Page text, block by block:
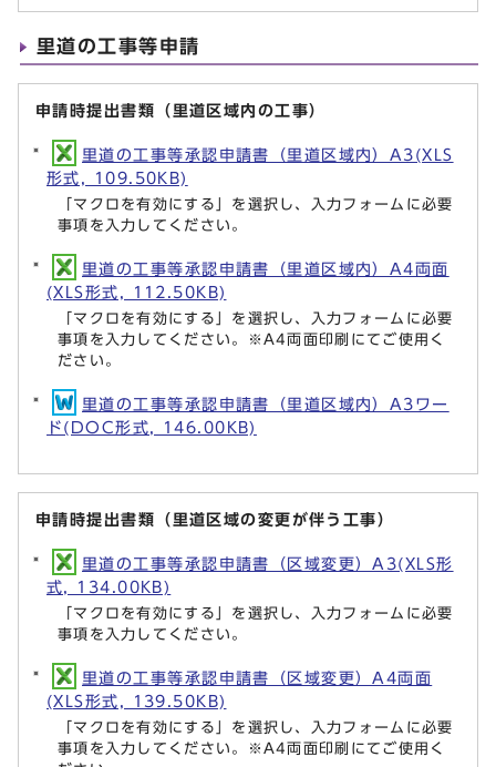
里道の工事等申請
申請時提出書類（里道区域内の工事）
里道の工事等承認申請書（里道区域内）A3(XLS
形式, 109.50KB)
「マクロを有効にする」を選択し、入力フォームに必要
事項を入力してください。
里道の工事等承認申請書（里道区域内）A4両面
(XLS形式, 112.50KB)
「マクロを有効にする」を選択し、入力フォームに必要
事項を入力してください。※A4両面印刷にてご使用く
ださい。
里道の工事等承認申請書（里道区域内）A3ワー
ド(DOC形式, 146.00KB)
申請時提出書類（里道区域の変更が伴う工事）
里道の工事等承認申請書（区域変更）A3(XLS形
式, 134.00KB)
「マクロを有効にする」を選択し、入力フォームに必要
事項を入力してください。
里道の工事等承認申請書（区域変更）A4両面
(XLS形式, 139.50KB)
「マクロを有効にする」を選択し、入力フォームに必要
事項を入力してください。※A4両面印刷にてご使用く